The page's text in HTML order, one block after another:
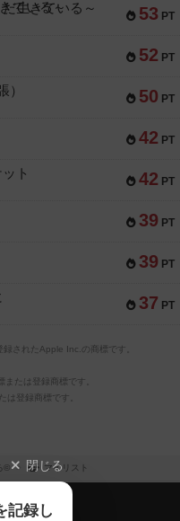
53 PT
生きている～
52 PT
50 PT
）
42 PT
42 PT
ト
39 PT
39 PT
37 PT
されたApple Inc.の商標です。
たは登録商標です。
登録商標です。
© マイリスト
閉じる
記録し